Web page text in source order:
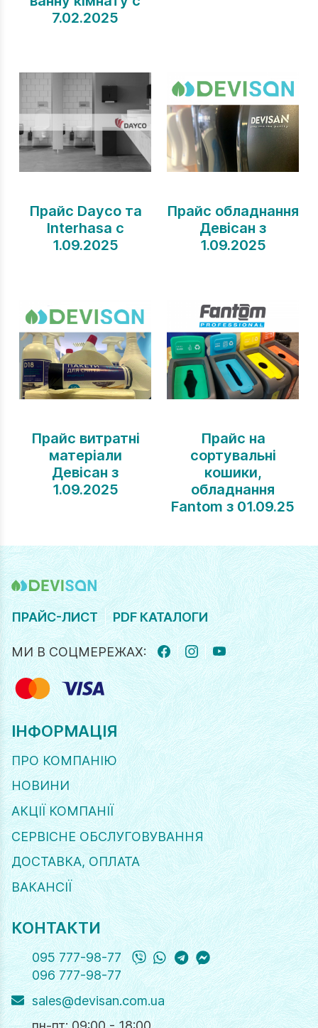
7.02.2025
Прайс Dayco та
Interhasa с
1.09.2025
Прайс обладнання
Девісан з
1.09.2025
Прайс витратні
матеріали
Девісан з
1.09.2025
Прайс на
сортувальні
кошики,
обладнання
Fantom з 01.09.25
ПРАЙС-ЛИСТ PDF КАТАЛОГИ
МИ В СОЦМЕРЕЖАХ: FACEBOOK
INSTAGRAM
YOUTUBE
ІНФОРМАЦІЯ
ПРО КОМПАНІЮ
НОВИНИ
АКЦІЇ КОМПАНІЇ
СЕРВІСНЕ ОБСЛУГОВУВАННЯ
ДОСТАВКА, ОПЛАТА
ВАКАНСІЇ
КОНТАКТИ
095 777-98-77 ViberWhatsApp
Telegram
Messanger
096 777-98-77
sales@devisan.com.ua